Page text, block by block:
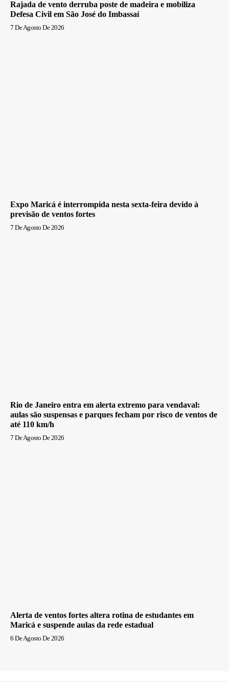
Rajada de vento derruba poste de madeira e mobiliza
Defesa Civil em São José do Imbassaí
7 De Agosto De 2026
Expo Maricá é interrompida nesta sexta-feira devido à
previsão de ventos fortes
7 De Agosto De 2026
Rio de Janeiro entra em alerta extremo para vendaval:
aulas são suspensas e parques fecham por risco de ventos de
até 110 km/h
7 De Agosto De 2026
Alerta de ventos fortes altera rotina de estudantes em
Maricá e suspende aulas da rede estadual
6 De Agosto De 2026